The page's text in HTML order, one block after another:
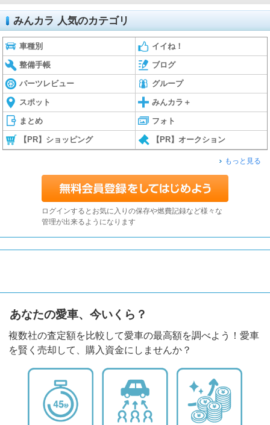
みんカラ 人気のカテゴリ
車種別 イイね！
整備手帳 ブログ
パーツレビュー グループ
スポット みんカラ＋
まとめ フォト
【PR】ショッピング 【PR】オークション
もっと見る
ログインするとお気に入りの保存や燃費記録など様々な
管理が出来るようになります
あなたの愛車、今いくら？
複数社の査定額を比較して愛車の最高額を調べよう！愛車
を賢く売却して、購入資金にしませんか？